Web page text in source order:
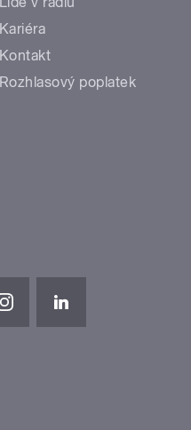
Kariéra
Kontakt
Rozhlasový poplatek